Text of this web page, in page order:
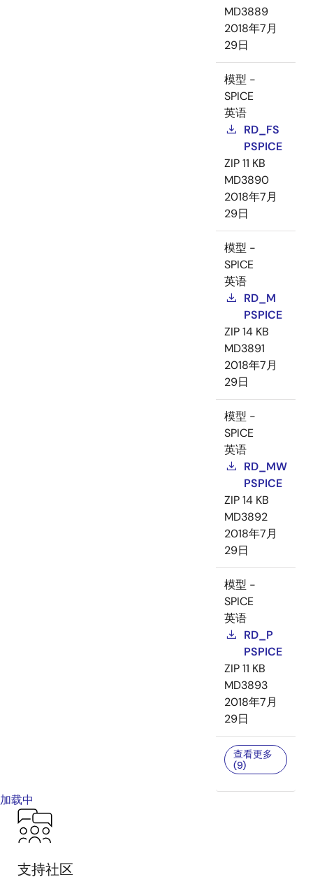
MD3889
2018年7月
29日
模型 -
SPICE
英语
RD_FS
PSPICE
ZIP11 KB
MD3890
2018年7月
29日
模型 -
SPICE
英语
RD_M
PSPICE
ZIP14 KB
MD3891
2018年7月
29日
模型 -
SPICE
英语
RD_MW
PSPICE
ZIP14 KB
MD3892
2018年7月
29日
模型 -
SPICE
英语
RD_P
PSPICE
ZIP11 KB
MD3893
2018年7月
29日
查看更多
(9)
加载中
支持社区